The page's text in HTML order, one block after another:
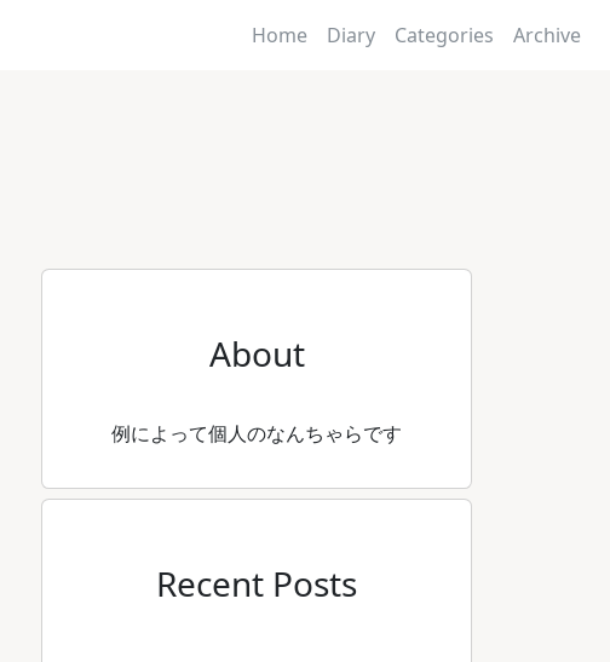
Home Diary Categories Archive
About
例によって個人のなんちゃらです
Recent Posts